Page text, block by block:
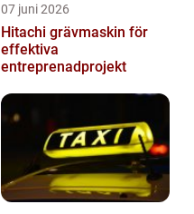
07 juni 2026
Hitachi grävmaskin för
effektiva
entreprenadprojekt